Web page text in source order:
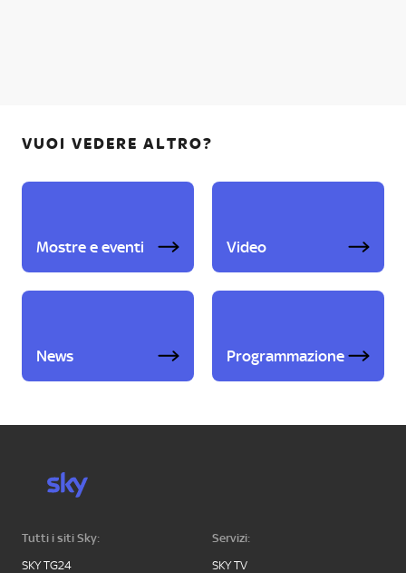
VUOI VEDERE ALTRO?
Mostre e eventi Video
News Programmazione
Tutti i siti Sky:
SKY TG24
Servizi:
SKY TV